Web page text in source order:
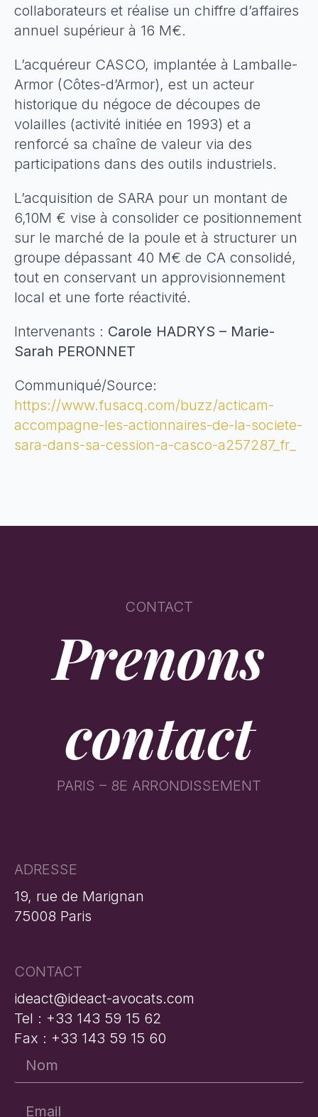
collaborateurs et réalise un chiffre d’affaires
annuel supérieur à 16 M€.
L’acquéreur CASCO, implantée à Lamballe-
Armor (Côtes-d’Armor), est un acteur
historique du négoce de découpes de
volailles (activité initiée en 1993) et a
renforcé sa chaîne de valeur via des
participations dans des outils industriels.
L’acquisition de SARA pour un montant de
6,10M € vise à consolider ce positionnement
sur le marché de la poule et à structurer un
groupe dépassant 40 M€ de CA consolidé,
tout en conservant un approvisionnement
local et une forte réactivité.
Intervenants : Carole HADRYS – Marie-
Sarah PERONNET
Communiqué/Source:
https://www.fusacq.com/buzz/acticam-
accompagne-les-actionnaires-de-la-societe-
sara-dans-sa-cession-a-casco-a257287_fr_
CONTACT
Prenons
contact
PARIS – 8E ARRONDISSEMENT
ADRESSE
19, rue de Marignan
75008 Paris
CONTACT
ideact@ideact-avocats.com
Tel : +33 143 59 15 62
Fax : +33 143 59 15 60